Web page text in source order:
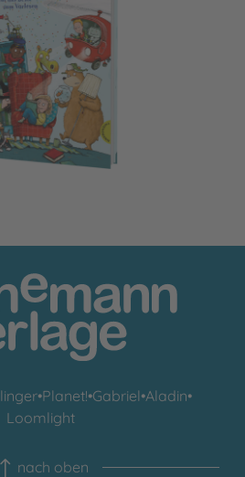
•Planet!•Gabriel•Aladin•
Loomlight
nach oben